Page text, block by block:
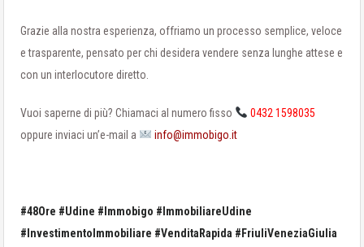
Grazie alla nostra esperienza, offriamo un processo semplice, veloce
e trasparente, pensato per chi desidera vendere senza lunghe attese e
con un interlocutore diretto.
Vuoi saperne di più? Chiamaci al numero fisso
0432 1598035
oppure inviaci un’e-mail a
info@immobigo.it
#48Ore #Udine #Immobigo #ImmobiliareUdine
#InvestimentoImmobiliare #VenditaRapida #FriuliVeneziaGiulia